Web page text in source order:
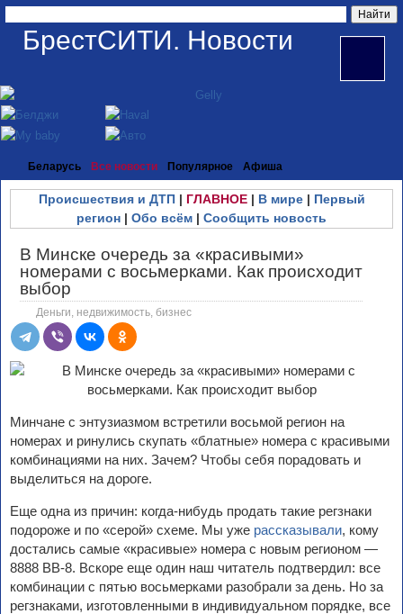
БрестСИТИ. Новости
Беларусь Все новости Популярное Афиша
Происшествия и ДТП| ГЛАВНОЕ| В мире| Первый
регион | Обо всём | Сообщить новость
В Минске очередь за «‎красивыми»‎
номерами с восьмерками. Как происходит
выбор
Деньги, недвижимость, бизнес
Минчане с энтузиазмом встретили восьмой регион на
номерах и ринулись скупать «‎блатные»‎ номера с красивыми
комбинациями на них. Зачем? Чтобы себя порадовать и
выделиться на дороге.
Еще одна из причин: когда-нибудь продать такие регзнаки
подороже и по «‎серой»‎ схеме. Мы уже рассказывали, кому
достались самые «‎красивые»‎ номера с новым регионом —
8888 ВВ-8. Вскоре еще один наш читатель подтвердил: все
комбинации с пятью восьмерками разобрали за день. Но за
регзнаками, изготовленными в индивидуальном порядке, все